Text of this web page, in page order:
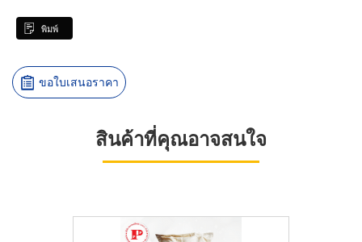
พิมพ์
ขอใบเสนอราคา
สินค้าที่คุณอาจสนใจ